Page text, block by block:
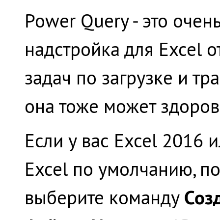
Power Query - это
надстройка для Excel
задач по загрузке и
она тоже может
Если у вас Excel 2016
Excel по умолчанию,
выберите команду